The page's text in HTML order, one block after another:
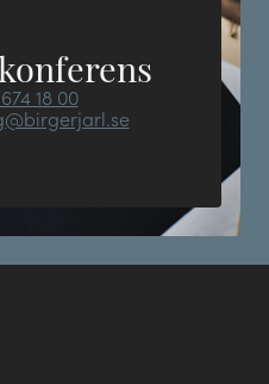
18 00